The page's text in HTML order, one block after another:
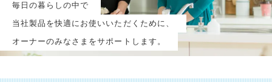
毎日の暮らしの中で
当社製品を快適にお使いいただくために、
オーナーのみなさまをサポートします。
ログイン
※新規会員登録または追加製品登録をいただいた方が対象です
※オーナーサービスは日本国内にお住まいの個人の方向けサービスとなります